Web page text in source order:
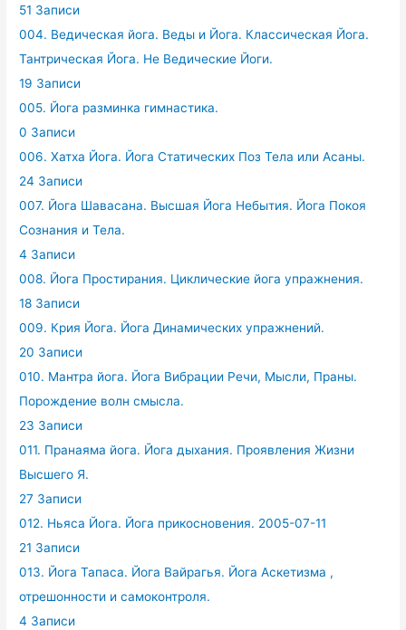
51 Записи
004. Ведическая йога. Веды и Йога. Классическая Йога.
Тантрическая Йога. Не Ведические Йоги.
19 Записи
005. Йога разминка гимнастика.
0 Записи
006. Хатха Йога. Йога Статических Поз Тела или Асаны.
24 Записи
007. Йога Шавасана. Высшая Йога Небытия. Йога Покоя
Сознания и Тела.
4 Записи
008. Йога Простирания. Циклические йога упражнения.
18 Записи
009. Крия Йога. Йога Динамических упражнений.
20 Записи
010. Мантра йога. Йога Вибрации Речи, Мысли, Праны.
Порождение волн смысла.
23 Записи
011. Пранаяма йога. Йога дыхания. Проявления Жизни
Высшего Я.
27 Записи
012. Ньяса Йога. Йога прикосновения. 2005-07-11
21 Записи
013. Йога Тапаса. Йога Вайрагья. Йога Аскетизма ,
отрешонности и самоконтроля.
4 Записи